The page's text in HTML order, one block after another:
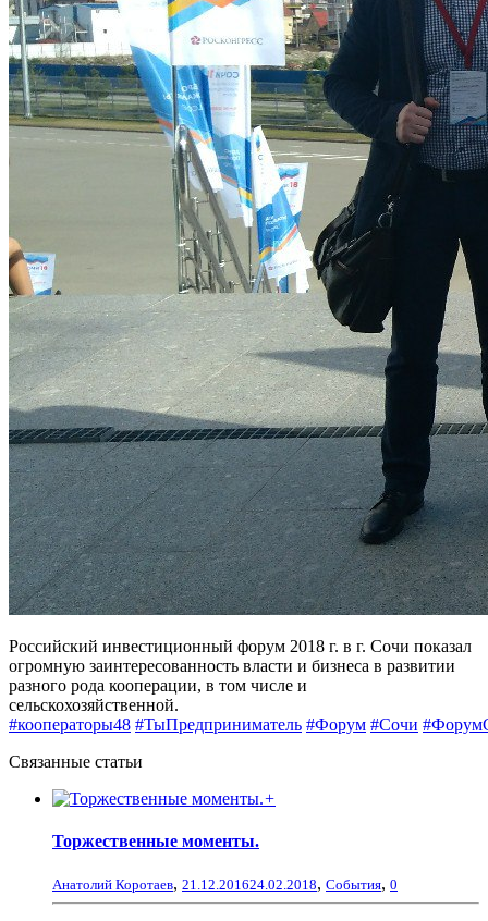
Российский инвестиционный форум 2018 г. в г. Сочи показал
огромную заинтересованность власти и бизнеса в развитии
разного рода кооперации, в том числе и
сельскохозяйственной.
#кооператоры48 #ТыПредприниматель #Форум #Сочи
Связанные статьи
+
Торжественные моменты.
Анатолий Коротаев, 21.12.201624.02.2018, События, 0